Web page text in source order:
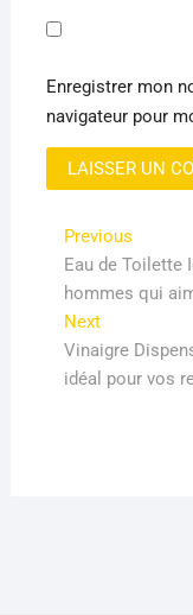
Enregistrer mon
navigateur pour
Navigation
de
l’article
PreviousPrevious
post:
Eau de Toilette
hommes qui
NextNext
post:
Vinaigre
idéal pour vos